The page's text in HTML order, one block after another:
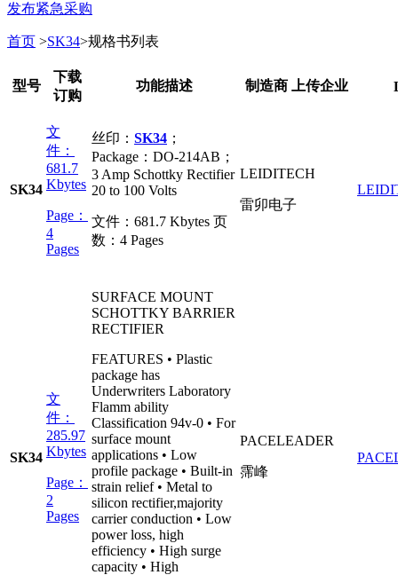
发布紧急采购
首页 >SK34>规格书列表
型号
下载
订购
功能描述 制造商 上传企业
SK34
文
件：
681.7
Kbytes
Page：
4
Pages
丝印： SK34 ；
Package：DO-214AB；
3 Amp Schottky Rectifier
20 to 100 Volts
文件： 681.7 Kbytes 页
数： 4 Pages
LEIDITECH
雷卯电子
SK34
文
件：
285.97
Kbytes
Page：
2
Pages
SURFACE MOUNT
SCHOTTKY BARRIER
RECTIFIER
FEATURES • Plastic
package has
Underwriters Laboratory
Flamm ability
Classification 94v-0 • For
surface mount
applications • Low
profile package • Built-in
strain relief • Metal to
silicon rectifier,majority
carrier conduction • Low
power loss, high
efficiency • High surge
capacity • High
PACELEADER
霈峰